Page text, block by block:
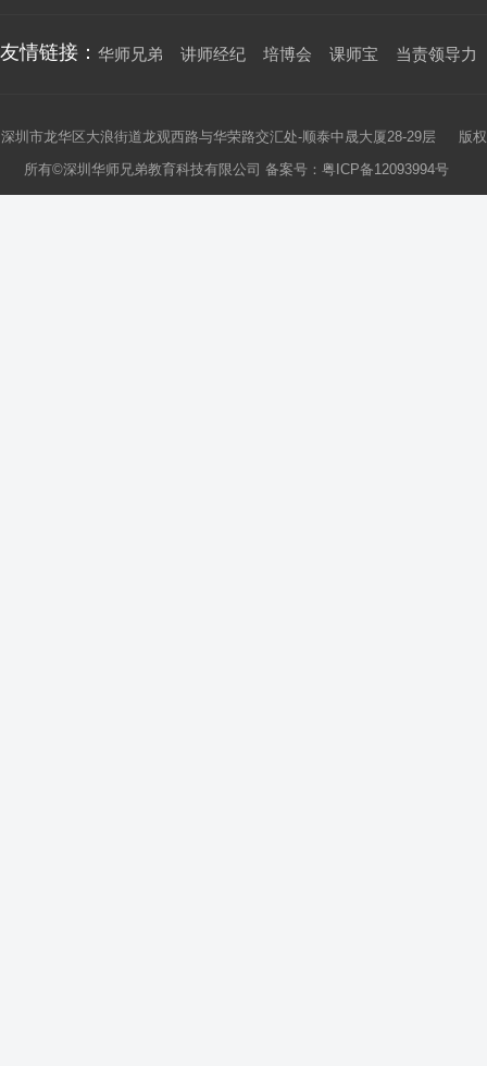
友情链接： 华师兄弟 讲师经纪 培博会 课师宝 当责领导力
深圳市龙华区大浪街道龙观西路与华荣路交汇处-顺泰中晟大厦28-29层 版权
所有©深圳华师兄弟教育科技有限公司 备案号： 粤ICP备12093994号